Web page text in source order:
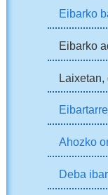
Eibarko
Eibarko
Laixetan,
Ahozko
Deba